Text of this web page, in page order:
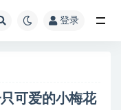
登录
可爱的小梅花